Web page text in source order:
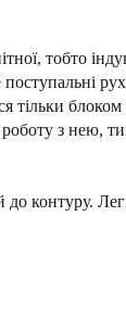
тобто
тільки
з нею,
до контуру.